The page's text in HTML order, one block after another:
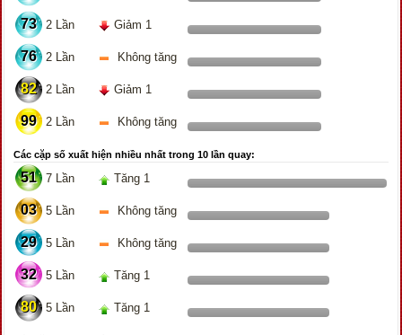
73 2 Lần Giảm 1
76 2 Lần Không tăng
82 2 Lần Giảm 1
99 2 Lần Không tăng
Các cặp số xuất hiện nhiều nhất trong 10 lần quay:
51 7 Lần Tăng 1
03 5 Lần Không tăng
29 5 Lần Không tăng
32 5 Lần Tăng 1
80 5 Lần Tăng 1